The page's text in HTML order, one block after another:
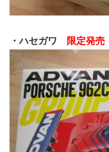
・ハセガワ 限定発売